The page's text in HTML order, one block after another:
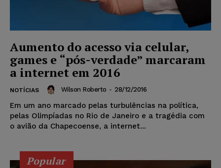
Aumento do acesso via celular,
games e “pós-verdade” marcaram
a internet em 2016
NOTÍCIAS Wilson Roberto - 28/12/2016
Em um ano marcado pelas turbulências na política,
pelas Olimpíadas no Rio de Janeiro e a tragédia com
o avião da Chapecoense, a internet...
Popular